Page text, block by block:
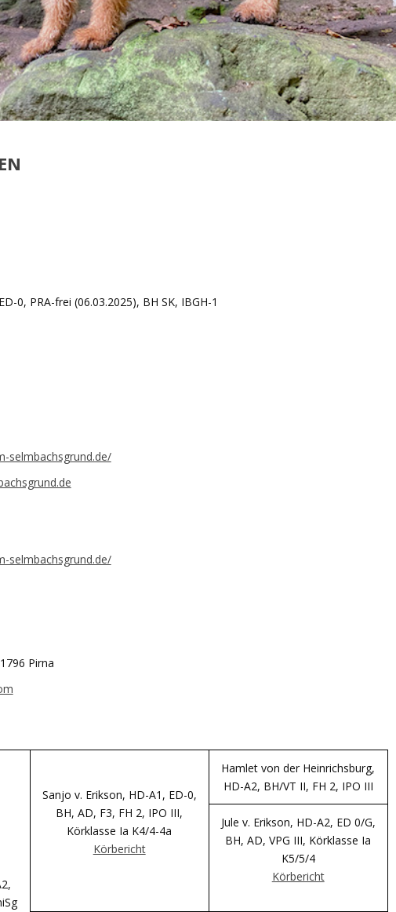
0, PRA-frei (06.03.2025), BH SK, IBGH-1
selmbachsgrund.de/
selmbachsgrund.de/
Pirna
Sanjo v. Erikson, HD-A1, ED-0,
BH, AD, F3, FH 2, IPO III,
Körklasse Ia K4/4-4a
Körbericht
Hamlet von der Heinrichsburg,
HD-A2, BH/VT II, FH 2, IPO III
Jule v. Erikson, HD-A2, ED 0/G,
BH, AD, VPG III, Körklasse Ia
K5/5/4
Körbericht